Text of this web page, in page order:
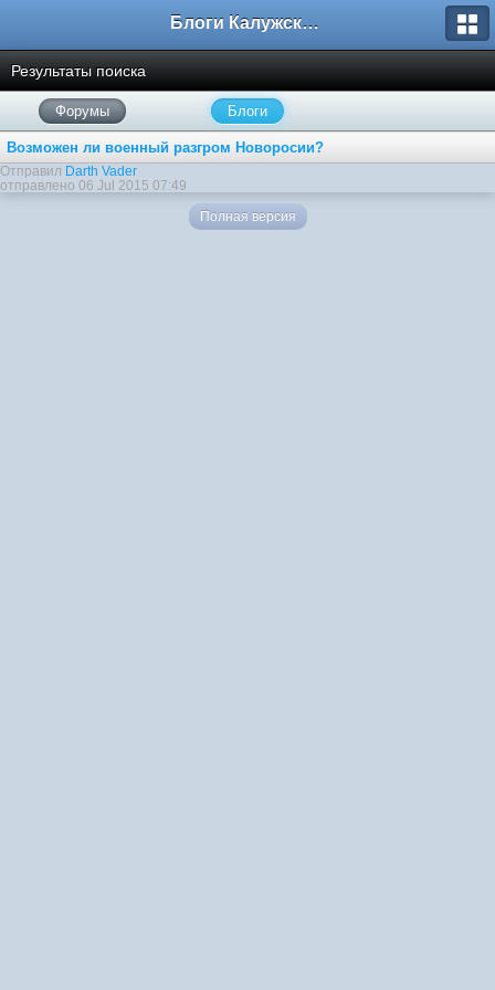
Блоги Калужского перекрестка
Результаты поиска
Форумы Блоги
Возможен ли военный разгром Новоросии?
Отправил Darth Vader
отправлено 06 Jul 2015 07:49
Полная версия